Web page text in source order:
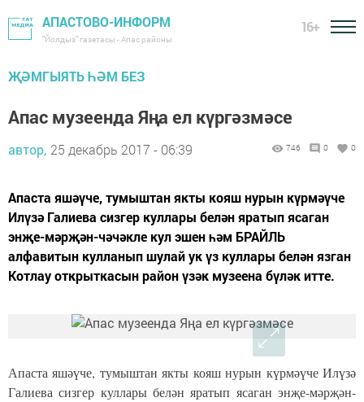
АПАСТОВО-ИНФОРМ
"Йолдыз" газетасы - Апас районы
16+
ҖӘМГЫЯТЬ ҺӘМ БЕЗ
Апас музеенда Яңа ел күргәзмәсе
автор, 25 декабрь 2017 - 06:39 746 0 0
Апаста яшәүче, тумыштан якты кояш нурын күрмәүче
Илүзә Галиева сизгер куллары белән яратып ясаган
энҗе-мәрҗән-чәчәкле кул эшен һәм БРАЙЛЬ
алфавитын кулланып шулай ук үз куллары белән язган
Котлау открыткасын район үзәк музеена бүләк итте.
Апаста яшәүче, тумыштан якты кояш нурын күрмәүче Илүзә
Галиева сизгер куллары белән яратып ясаган энҗе-мәрҗән-